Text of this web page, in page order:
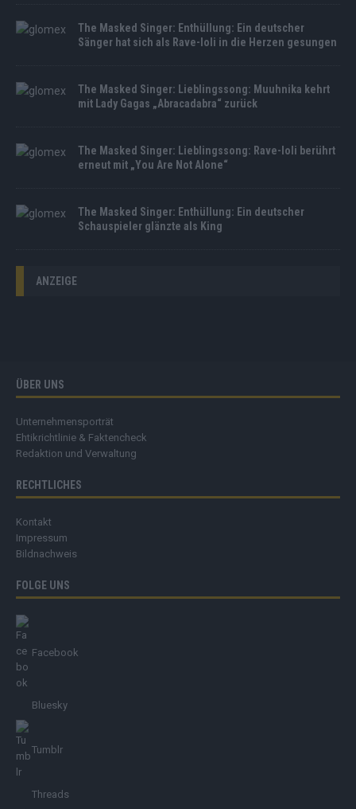
The Masked Singer: Enthüllung: Ein deutscher
Sänger hat sich als Rave-Ioli in die Herzen gesungen
The Masked Singer: Lieblingssong: Muuhnika kehrt
mit Lady Gagas „Abracadabra“ zurück
The Masked Singer: Lieblingssong: Rave-Ioli berührt
erneut mit „You Are Not Alone“
The Masked Singer: Enthüllung: Ein deutscher
Schauspieler glänzte als King
ANZEIGE
ÜBER UNS
Unternehmensporträt
Ehtikrichtlinie & Faktencheck
Redaktion und Verwaltung
RECHTLICHES
Kontakt
Impressum
Bildnachweis
FOLGE UNS
Facebook
Bluesky
Tumblr
Threads